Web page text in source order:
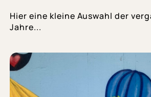
Hier eine kleine Auswahl der
Jahre...